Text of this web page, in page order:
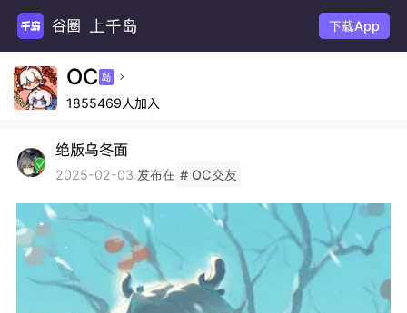
上千岛 下载App
OC 岛 
1855469人加入
绝版乌冬面
2025-02-03 发布在 # OC交友